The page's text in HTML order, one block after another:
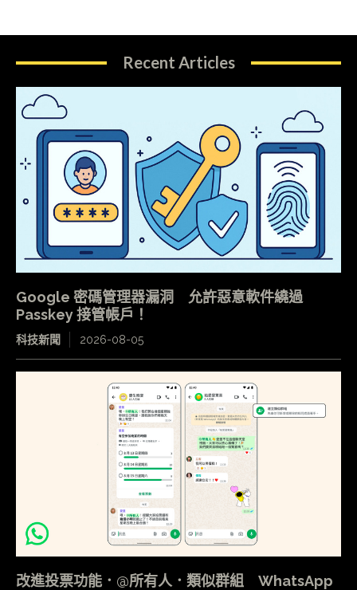
Recent Articles
Google 密碼管理器漏洞 允許惡意軟件繞過
Passkey 接管帳戶！
科技新聞 2026-08-05
改進投票功能．@所有人．類似群組 WhatsApp